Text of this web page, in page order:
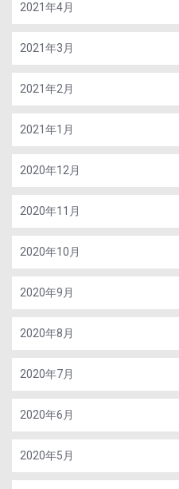
2021年4月
2021年3月
2021年2月
2021年1月
2020年12月
2020年11月
2020年10月
2020年9月
2020年8月
2020年7月
2020年6月
2020年5月